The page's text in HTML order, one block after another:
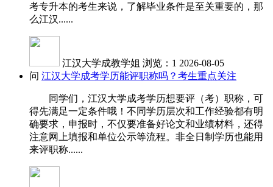
考专升本的考生来说，了解毕业条件是至关重要的，那
么江汉......
江汉大学成教学姐 浏览：1 2026-08-05
问 江汉大学成考学历能评职称吗？考生重点关注
同学们，江汉大学成考学历想要评（考）职称，可
得先满足一定条件哦！不同学历层次和工作经验都有明
确要求，申报时，不仅要准备好论文和业绩材料，还得
注意网上填报和单位公示等流程。非全日制学历也能用
来评职称......